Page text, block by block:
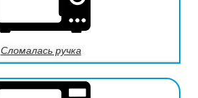
Сломалась ручка